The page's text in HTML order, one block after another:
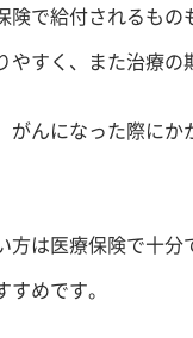
険で給付されるも
すく、また治療の
がんになった際に
は医療保険で十
めです。